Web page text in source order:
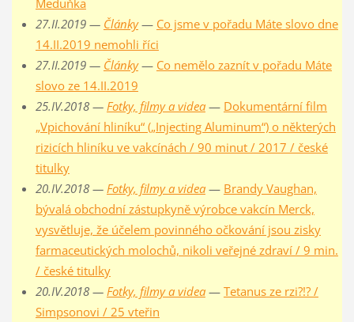
Meduňka
27.II.2019 — Články— Co jsme v pořadu Máte slovo dne
14.II.2019 nemohli říci
27.II.2019 — Články— Co nemělo zaznít v pořadu Máte
slovo ze 14.II.2019
25.IV.2018 — Fotky, filmy a videa— Dokumentární film
„Vpichování hliníku“ („Injecting Aluminum“) o některých
rizicích hliníku ve vakcínách / 90 minut / 2017 / české
titulky
20.IV.2018 — Fotky, filmy a videa— Brandy Vaughan,
bývalá obchodní zástupkyně výrobce vakcín Merck,
vysvětluje, že účelem povinného očkování jsou zisky
farmaceutických molochů, nikoli veřejné zdraví / 9 min.
/ české titulky
20.IV.2018 — Fotky, filmy a videa— Tetanus ze rzi?!? /
Simpsonovi / 25 vteřin